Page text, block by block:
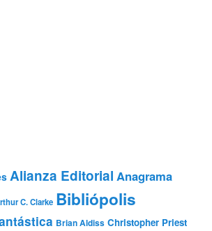
Alianza Editorial Anagrama
C. Clarke Bibliópolis
Brian Aldiss Christopher Priest